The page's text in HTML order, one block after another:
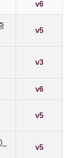
v6
v5
v3
v6
v5
v5